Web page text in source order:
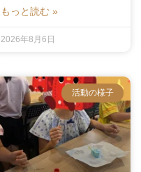
もっと読む »
2026年8月6日
活動の様子